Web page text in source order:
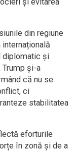
din regiune
diplomatic și
Trump și-a
că nu se
ci
stabilitatea
eforturile
în zonă și de a